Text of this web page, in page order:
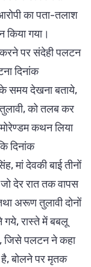
का पता-तलाश
गया।
पर संदेही पलटन
दिनांक
समय देखना बताये,
को तलब कर
कथन लिया
दिनांक
मां देवकी बाई तीनों
देर रात तक वापस
अरूण तुलावी दोनों
गये, रास्ते में बबलू
जिसे पलटन ने कहा
बोलने पर मृतक